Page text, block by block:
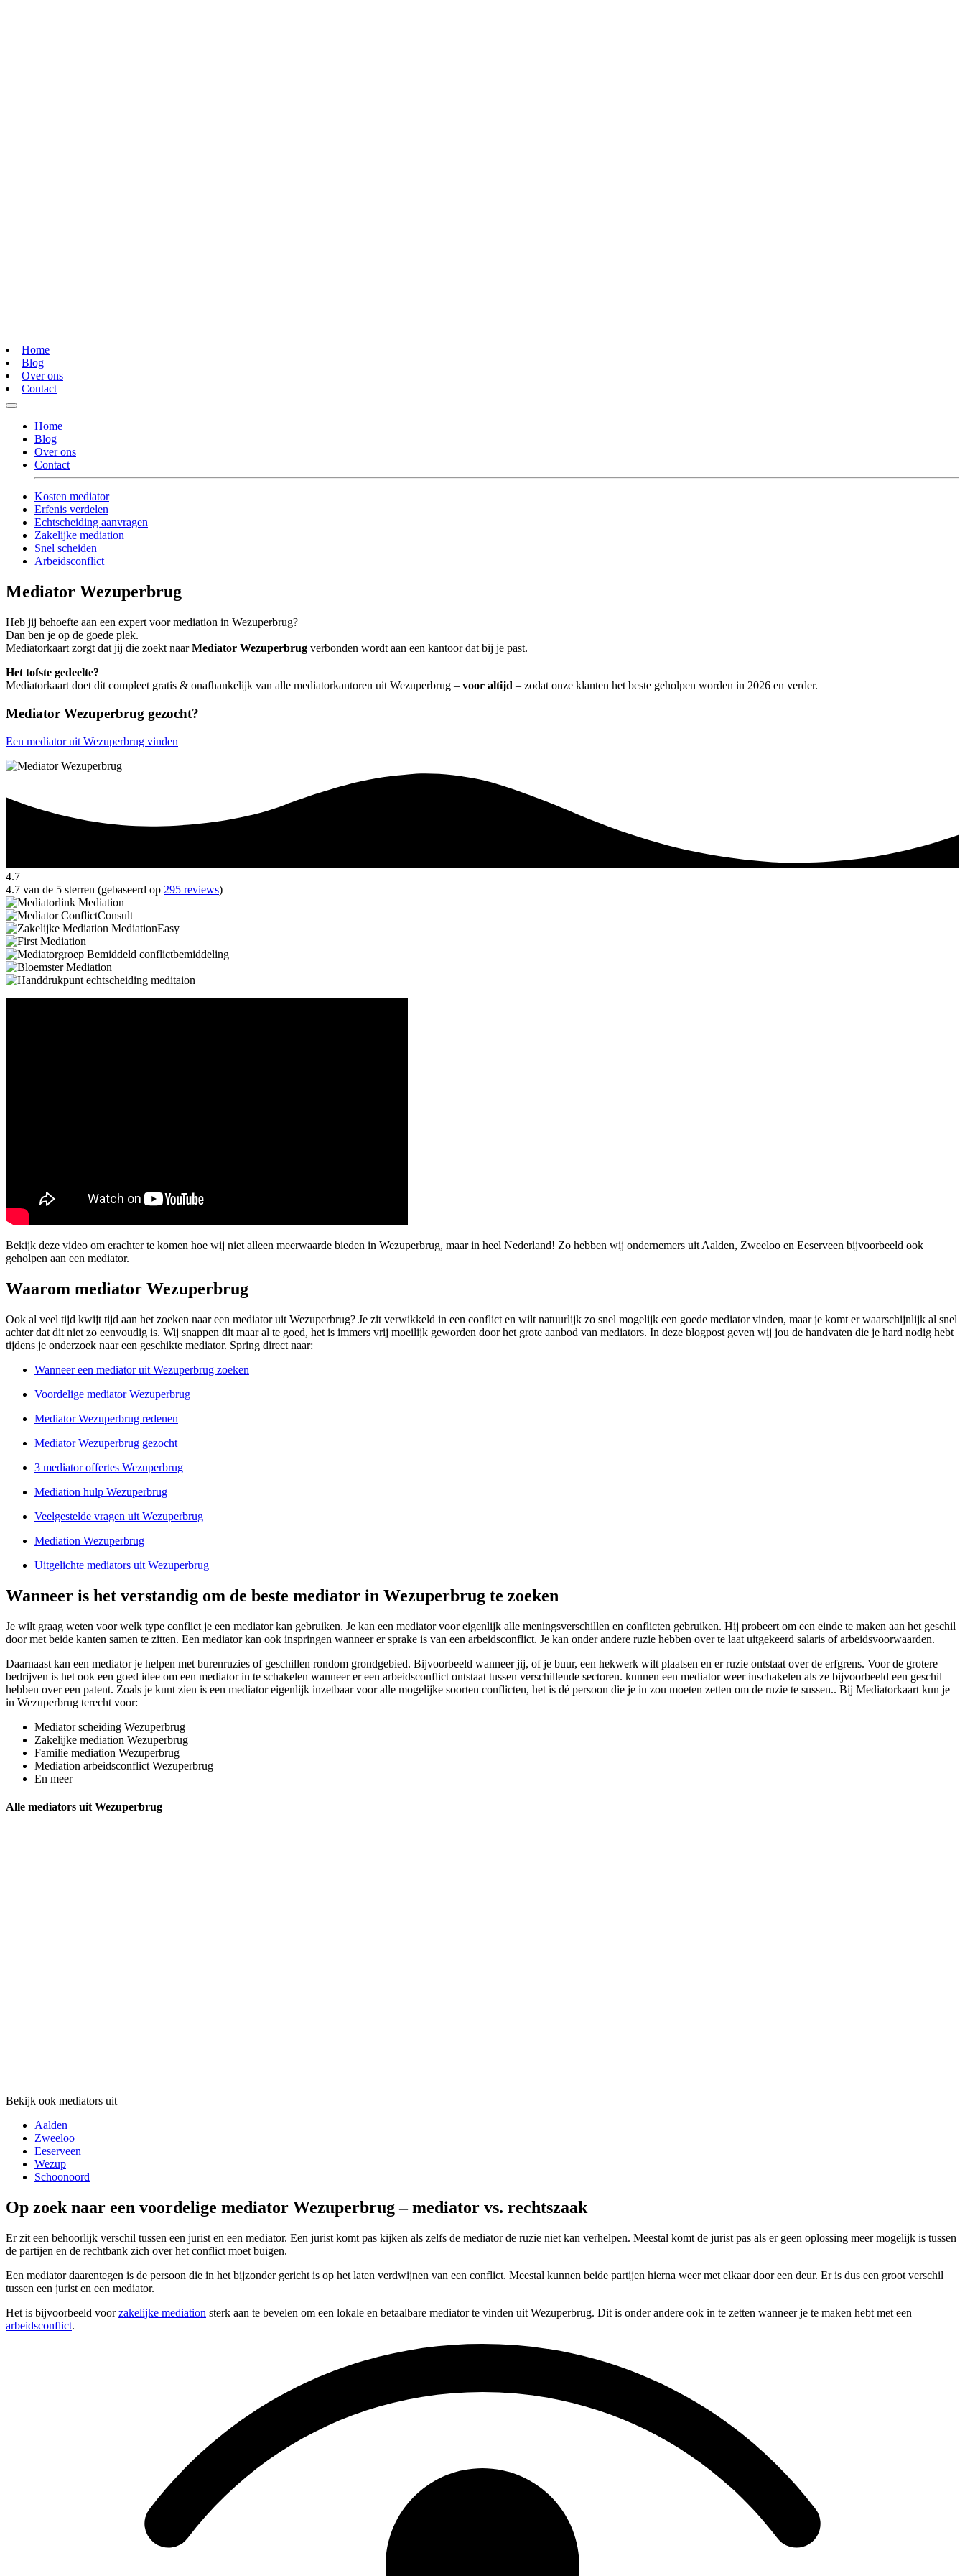
Home
Blog
Over ons
Contact
Home
Blog
Over ons
Contact
Kosten mediator
Erfenis verdelen
Echtscheiding aanvragen
Zakelijke mediation
Snel scheiden
Arbeidsconflict
Mediator Wezuperbrug
Heb jij behoefte aan een expert voor mediation in Wezuperbrug?
Dan ben je op de goede plek.
Mediatorkaart zorgt dat jij die zoekt naarMediator Wezuperbrug verbonden wordt aan een kantoor dat bij je past.
Het tofste gedeelte?
Mediatorkaart doet dit compleet gratis & onafhankelijk van alle mediatorkantoren uit Wezuperbrug – voor altijd – zodat onze klanten het beste geholpen worden in 2026 en verder.
Mediator Wezuperbrug gezocht?
Een mediator uit Wezuperbrug vinden
4.7
4.7 van de 5 sterren (gebaseerd op 295 reviews)
Bekijk deze video om erachter te komen hoe wij niet alleen meerwaarde bieden in Wezuperbrug, maar in heel Nederland! Zo hebben wij ondernemers uit Aalden, Zweeloo en Eeserveen bijvoorbeeld ook
geholpen aan een mediator.
Waarom mediator Wezuperbrug
Ook al veel tijd kwijt tijd aan het zoeken naar een mediator uit Wezuperbrug? Je zit verwikkeld in een conflict en wilt natuurlijk zo snel mogelijk een goede mediator vinden, maar je komt er waarschijnlijk al snel
achter dat dit niet zo eenvoudig is. Wij snappen dit maar al te goed, het is immers vrij moeilijk geworden door het grote aanbod van mediators. In deze blogpost geven wij jou de handvaten die je hard nodig hebt
tijdens je onderzoek naar een geschikte mediator. Spring direct naar:
Wanneer een mediator uit Wezuperbrug zoeken
Voordelige mediator Wezuperbrug
Mediator Wezuperbrug redenen
Mediator Wezuperbrug gezocht
3 mediator offertes Wezuperbrug
Mediation hulp Wezuperbrug
Veelgestelde vragen uit Wezuperbrug
Mediation Wezuperbrug
Uitgelichte mediators uit Wezuperbrug
Wanneer is het verstandig om de beste mediator in Wezuperbrug te zoeken
Je wilt graag weten voor welk type conflict je een mediator kan gebruiken. Je kan een mediator voor eigenlijk alle meningsverschillen en conflicten gebruiken. Hij probeert om een einde te maken aan het geschil
door met beide kanten samen te zitten. Een mediator kan ook inspringen wanneer er sprake is van een arbeidsconflict. Je kan onder andere ruzie hebben over te laat uitgekeerd salaris of arbeidsvoorwaarden.
Daarnaast kan een mediator je helpen met burenruzies of geschillen rondom grondgebied. Bijvoorbeeld wanneer jij, of je buur, een hekwerk wilt plaatsen en er ruzie ontstaat over de erfgrens. Voor de grotere
bedrijven is het ook een goed idee om een mediator in te schakelen wanneer er een arbeidsconflict ontstaat tussen verschillende sectoren. kunnen een mediator weer inschakelen als ze bijvoorbeeld een geschil
hebben over een patent. Zoals je kunt zien is een mediator eigenlijk inzetbaar voor alle mogelijke soorten conflicten, het is dé persoon die je in zou moeten zetten om de ruzie te sussen.. Bij Mediatorkaart kun je
in Wezuperbrug terecht voor:
Mediator scheiding Wezuperbrug
Zakelijke mediation Wezuperbrug
Familie mediation Wezuperbrug
Mediation arbeidsconflict Wezuperbrug
En meer
Alle mediators uit Wezuperbrug
Bekijk ook mediators uit
Aalden
Zweeloo
Eeserveen
Wezup
Schoonoord
Op zoek naar een voordelige mediator Wezuperbrug – mediator vs. rechtszaak
Er zit een behoorlijk verschil tussen een jurist en een mediator. Een jurist komt pas kijken als zelfs de mediator de ruzie niet kan verhelpen. Meestal komt de jurist pas als er geen oplossing meer mogelijk is tussen
de partijen en de rechtbank zich over het conflict moet buigen.
Een mediator daarentegen is de persoon die in het bijzonder gericht is op het laten verdwijnen van een conflict. Meestal kunnen beide partijen hierna weer met elkaar door een deur. Er is dus een groot verschil
tussen een jurist en een mediator.
Het is bijvoorbeeld voorzakelijke mediation sterk aan te bevelen om een lokale en betaalbare mediator te vinden uit Wezuperbrug. Dit is onder andere ook in te zetten wanneer je te maken hebt met een
arbeidsconflict.